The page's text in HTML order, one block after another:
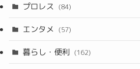
プロレス (84)
エンタメ (57)
暮らし・便利 (162)